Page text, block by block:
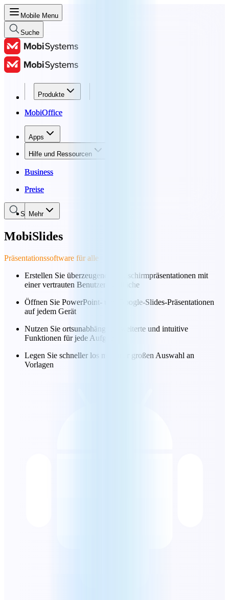
Mobile Menu
Suche
Produkte
MobiOffice
Apps
Hilfe und Ressourcen
Business
Preise
Mehr
Produkte
MobiOffice
Apps
Hilfe und Ressourcen
Business
Preise
Suche
MobiSlides
Präsentationssoftware für alle
Erstellen Sie überzeugende Bildschirmpräsentationen mit
einer vertrauten Benutzeroberfläche
Öffnen Sie PowerPoint- und Google-Slides-Präsentationen
auf jedem Gerät
Nutzen Sie ortsunabhängig erweiterte und intuitive
Funktionen für jede Aufgabe.
Legen Sie schneller los mit einer großen Auswahl an
Vorlagen